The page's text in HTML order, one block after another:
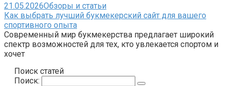
21.05.2026Обзоры и статьи
Как выбрать лучший букмекерский сайт для вашего
спортивного опыта
Современный мир букмекерства предлагает широкий
спектр возможностей для тех, кто увлекается спортом и
хочет
Поиск статей
Поиск: